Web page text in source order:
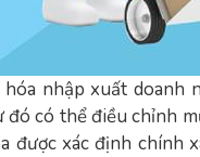
nhập xuất doanh
có thể điều chỉnh
được xác định chính